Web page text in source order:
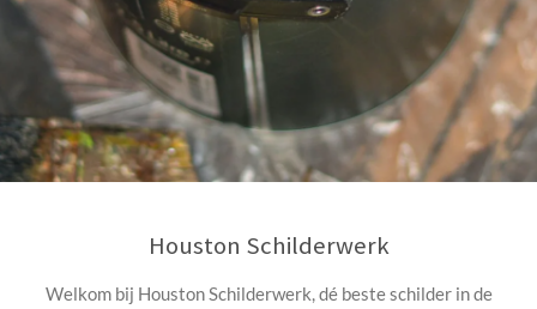
Houston Schilderwerk
Welkom bij Houston Schilderwerk, dé beste schilder in de